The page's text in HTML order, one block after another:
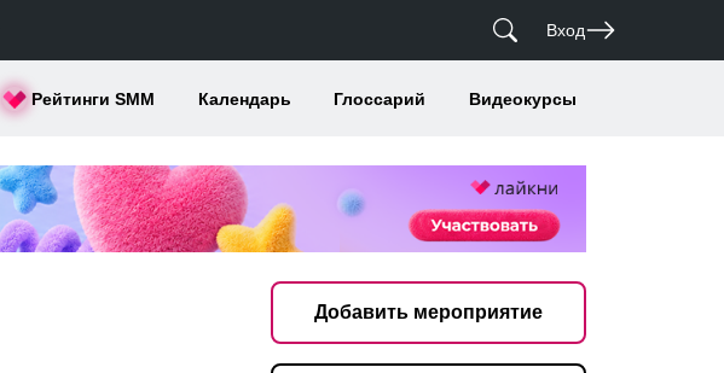
Вход
Рейтинги SMM Календарь Глоссарий Видеокурсы
Добавить мероприятие